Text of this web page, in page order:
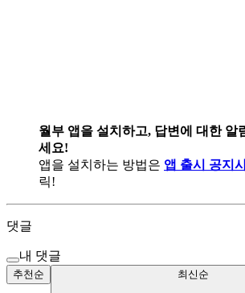
월부 앱을 설치하고, 답변에 대한 알
세요!
앱을 설치하는 방법은 앱 출시 공지
릭!
댓글
내 댓글
추천순 최신순